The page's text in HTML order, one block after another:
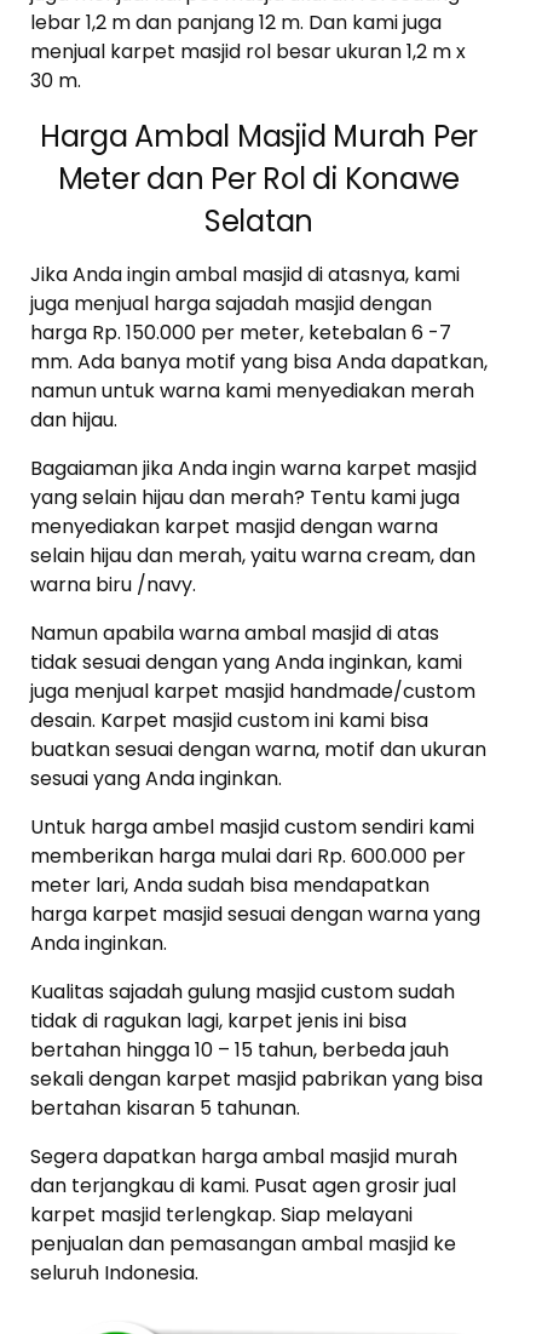
lebar 1,2 m dan panjang 12 m. Dan kami juga
menjual karpet masjid rol besar ukuran 1,2 m x
30 m.
Harga Ambal Masjid Murah Per
Meter dan Per Rol di Konawe
Selatan
Jika Anda ingin ambal masjid di atasnya, kami
juga menjual harga sajadah masjid dengan
harga Rp. 150.000 per meter, ketebalan 6 -7
mm. Ada banya motif yang bisa Anda dapatkan,
namun untuk warna kami menyediakan merah
dan hijau.
Bagaiaman jika Anda ingin warna karpet masjid
yang selain hijau dan merah? Tentu kami juga
menyediakan karpet masjid dengan warna
selain hijau dan merah, yaitu warna cream, dan
warna biru /navy.
Namun apabila warna ambal masjid di atas
tidak sesuai dengan yang Anda inginkan, kami
juga menjual karpet masjid handmade/custom
desain. Karpet masjid custom ini kami bisa
buatkan sesuai dengan warna, motif dan ukuran
sesuai yang Anda inginkan.
Untuk harga ambel masjid custom sendiri kami
memberikan harga mulai dari Rp. 600.000 per
meter lari, Anda sudah bisa mendapatkan
harga karpet masjid sesuai dengan warna yang
Anda inginkan.
Kualitas sajadah gulung masjid custom sudah
tidak di ragukan lagi, karpet jenis ini bisa
bertahan hingga 10 – 15 tahun, berbeda jauh
sekali dengan karpet masjid pabrikan yang bisa
bertahan kisaran 5 tahunan.
Segera dapatkan harga ambal masjid murah
dan terjangkau di kami. Pusat agen grosir jual
karpet masjid terlengkap. Siap melayani
penjualan dan pemasangan ambal masjid ke
seluruh Indonesia.